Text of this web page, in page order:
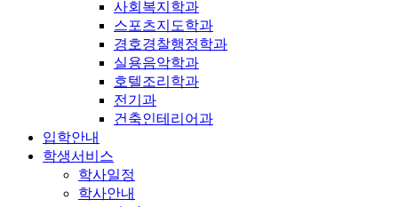
사회복지학과
스포츠지도학과
경호경찰행정학과
실용음악학과
호텔조리학과
전기과
건축인테리어과
입학안내
학생서비스
학사일정
학사안내